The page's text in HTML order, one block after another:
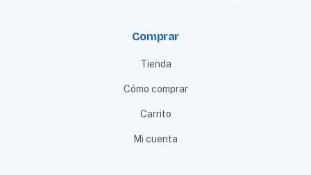
Comprar
Tienda
Cómo comprar
Carrito
Mi cuenta